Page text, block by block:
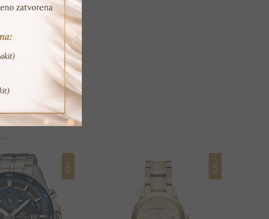
-10% -10%